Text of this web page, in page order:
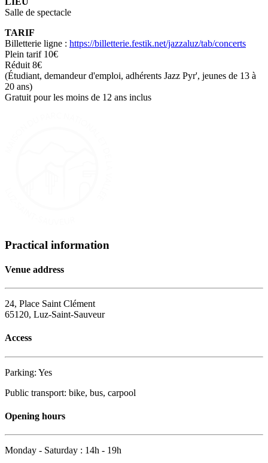
Salle de spectacle
TARIF
Billetterie ligne : https://billetterie.festik.net/jazzaluz/tab/concerts
Plein tarif 10€
Réduit 8€
(Étudiant, demandeur d'emploi, adhérents Jazz Pyr', jeunes de 13 à
20 ans)
Gratuit pour les moins de 12 ans inclus
Practical information
Venue address
24, Place Saint Clément
65120, Luz-Saint-Sauveur
Access
Parking: Yes
Public transport: bike, bus, carpool
Opening hours
Monday - Saturday : 14h - 19h